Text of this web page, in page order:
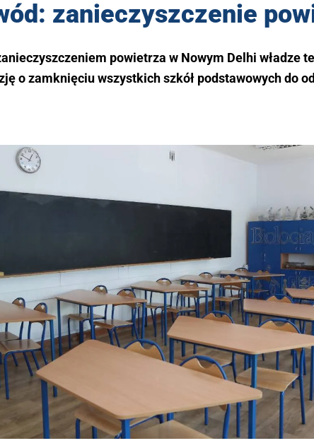
zanieczyszczenie
powietrza w Nowym Delhi władze
o zamknięciu wszystkich szkół podstawowych do